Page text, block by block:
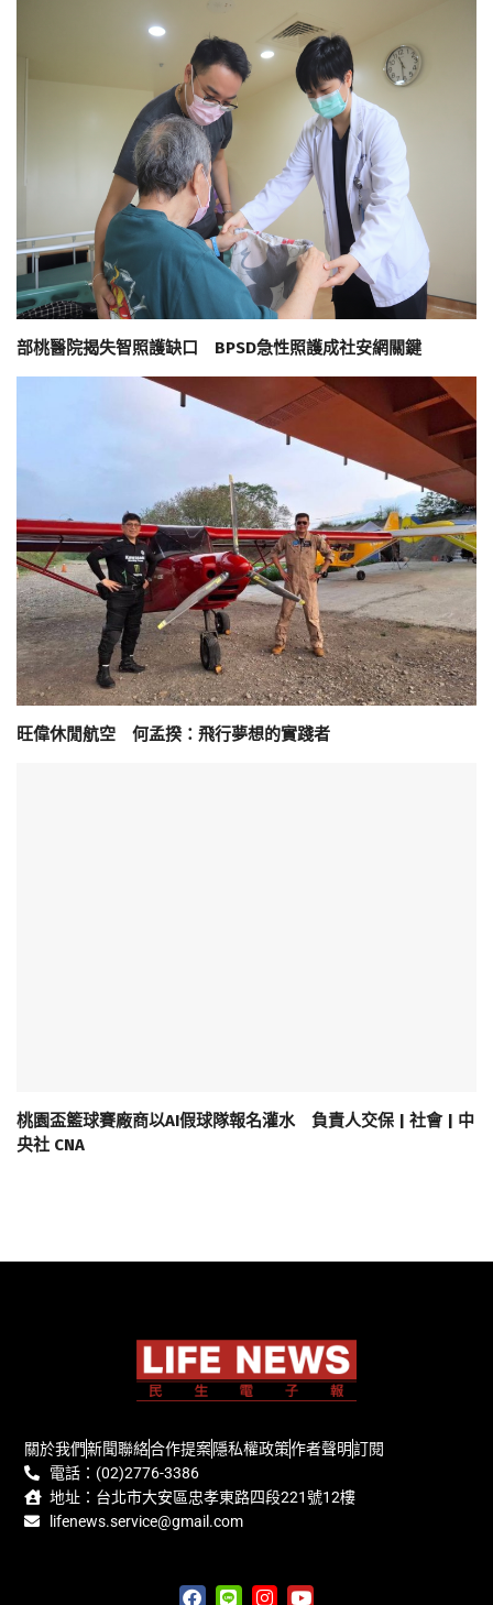
部桃醫院揭失智照護缺口 BPSD急性照護成社安網關鍵
旺偉休閒航空 何孟揆：飛行夢想的實踐者
桃園盃籃球賽廠商以AI假球隊報名灌水 負責人交保 | 社會 | 中
央社 CNA
關於我們新聞聯絡合作提案隱私權政策作者聲明訂閱
電話：(02)2776-3386
地址：台北市大安區忠孝東路四段221號12樓
lifenews.service@gmail.com